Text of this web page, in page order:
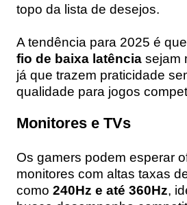
topo da lista de desejos.
A tendência para 2025 é
fio de baixa latência sejam
já que trazem praticidade
qualidade para jogos
Monitores e TVs
Os gamers podem esperar
monitores com altas taxas
como 240Hz e até 360Hz,